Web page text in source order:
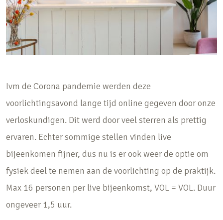
Ivm de Corona pandemie werden deze
voorlichtingsavond lange tijd online gegeven door onze
verloskundigen. Dit werd door veel sterren als prettig
ervaren. Echter sommige stellen vinden live
bijeenkomen fijner, dus nu is er ook weer de optie om
fysiek deel te nemen aan de voorlichting op de praktijk.
Max 16 personen per live bijeenkomst, VOL = VOL. Duur
ongeveer 1,5 uur.